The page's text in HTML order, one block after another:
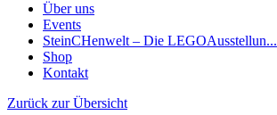
Über uns
Events
SteinCHenwelt – Die LEGOAusstellun...
Shop
Kontakt
Zurück zur Übersicht